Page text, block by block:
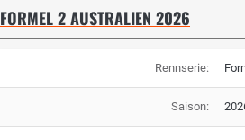
FORMEL 2 AUSTRALIEN 2026
Rennserie:
Saison: